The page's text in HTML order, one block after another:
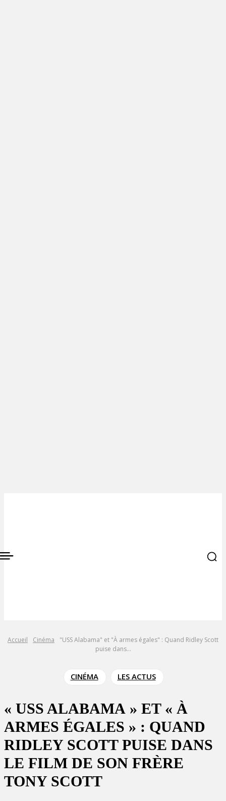
Accueil Cinéma
"USS Alabama" et "À armes égales" : Quand Ridley Scott
puise dans...
CINÉMA LES ACTUS
« USS ALABAMA » ET « À
ARMES ÉGALES » : QUAND
RIDLEY SCOTT PUISE DANS
LE FILM DE SON FRÈRE
TONY SCOTT